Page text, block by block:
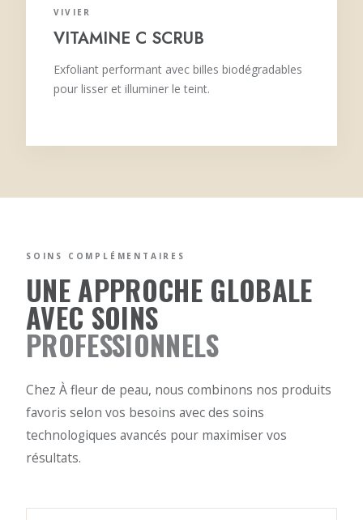
VIVIER
VITAMINE C SCRUB
Exfoliant performant avec billes biodégradables
pour lisser et illuminer le teint.
SOINS COMPLÉMENTAIRES
UNE APPROCHE GLOBALE
AVEC SOINS
PROFESSIONNELS
Chez À fleur de peau, nous combinons nos produits
favoris selon vos besoins avec des soins
technologiques avancés pour maximiser vos
résultats.